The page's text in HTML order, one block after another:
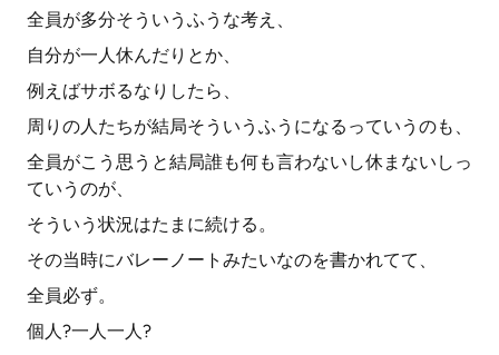
全員が多分そういうふうな考え、
自分が一人休んだりとか、
例えばサボるなりしたら、
周りの人たちが結局そういうふうになるっていうのも、
全員がこう思うと結局誰も何も言わないし休まないしっ
ていうのが、
そういう状況はたまに続ける。
その当時にバレーノートみたいなのを書かれてて、
全員必ず。
個人?一人一人?